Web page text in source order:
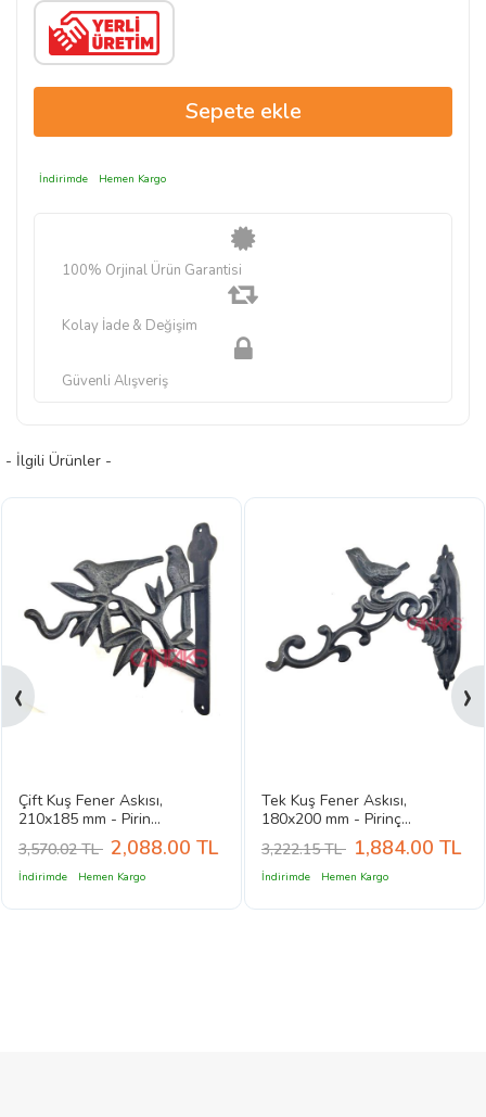
İndirimde Hemen Kargo
100% Orjinal Ürün Garantisi
Kolay İade & Değişim
Güvenli Alışveriş
- İlgili Ürünler -
Çift Kuş Fener Askısı,
210x185 mm - Pirin...
3,570.02 TL 2,088.00 TL
İndirimde Hemen Kargo
Tek Kuş Fener Askısı,
180x200 mm - Pirinç...
3,222.15 TL 1,884.00 TL
İndirimde Hemen Kargo
‹ ›